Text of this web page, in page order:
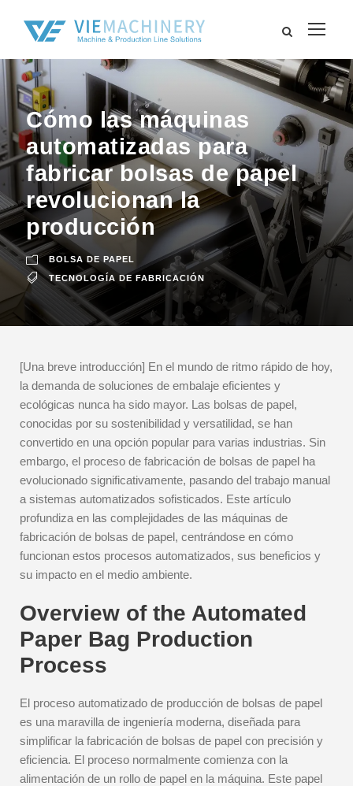
Cómo las máquinas
automatizadas para
fabricar bolsas de papel
revolucionan la
producción
BOLSA DE PAPEL
TECNOLOGÍA DE FABRICACIÓN
[Una breve introducción] En el mundo de ritmo rápido de hoy,
la demanda de soluciones de embalaje eficientes y
ecológicas nunca ha sido mayor. Las bolsas de papel,
conocidas por su sostenibilidad y versatilidad, se han
convertido en una opción popular para varias industrias. Sin
embargo, el proceso de fabricación de bolsas de papel ha
evolucionado significativamente, pasando del trabajo manual
a sistemas automatizados sofisticados. Este artículo
profundiza en las complejidades de las máquinas de
fabricación de bolsas de papel, centrándose en cómo
funcionan estos procesos automatizados, sus beneficios y
su impacto en el medio ambiente.
Overview of the Automated
Paper Bag Production
Process
El proceso automatizado de producción de bolsas de papel
es una maravilla de ingeniería moderna, diseñada para
simplificar la fabricación de bolsas de papel con precisión y
eficiencia. El proceso normalmente comienza con la
alimentación de un rollo de papel en la máquina. Este papel